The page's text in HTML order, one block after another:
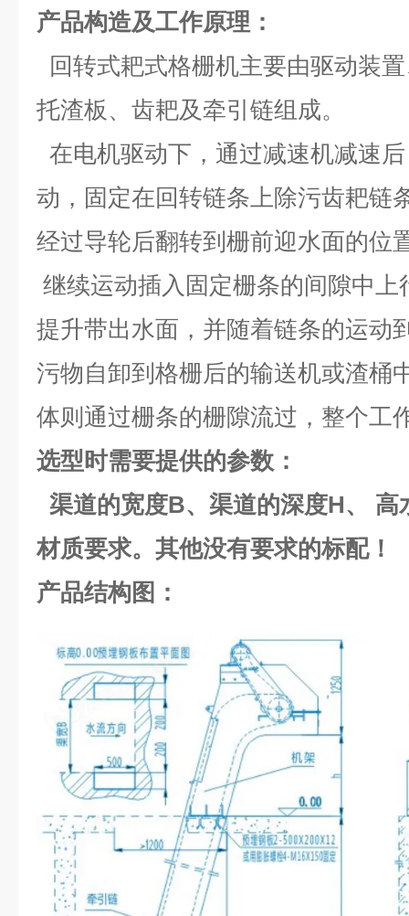
产品构造及工作原理：
回转式耙式格栅机主要由驱动装
托渣板、齿耙及牵引链组成。
在电机驱动下，通过减速机减速
动，固定在回转链条上除污齿耙链
经过导轮后翻转到栅前迎水面的位
继续运动插入固定栅条的间隙中
提升带出水面，并随着链条的运动
污物自卸到格栅后的输送机或渣桶
体则通过栅条的栅隙流过，整个工
选型时需要提供的参数：
渠道的宽度B、渠道的深度H、
材质要求。其他没有要求的标配！
产品结构图：